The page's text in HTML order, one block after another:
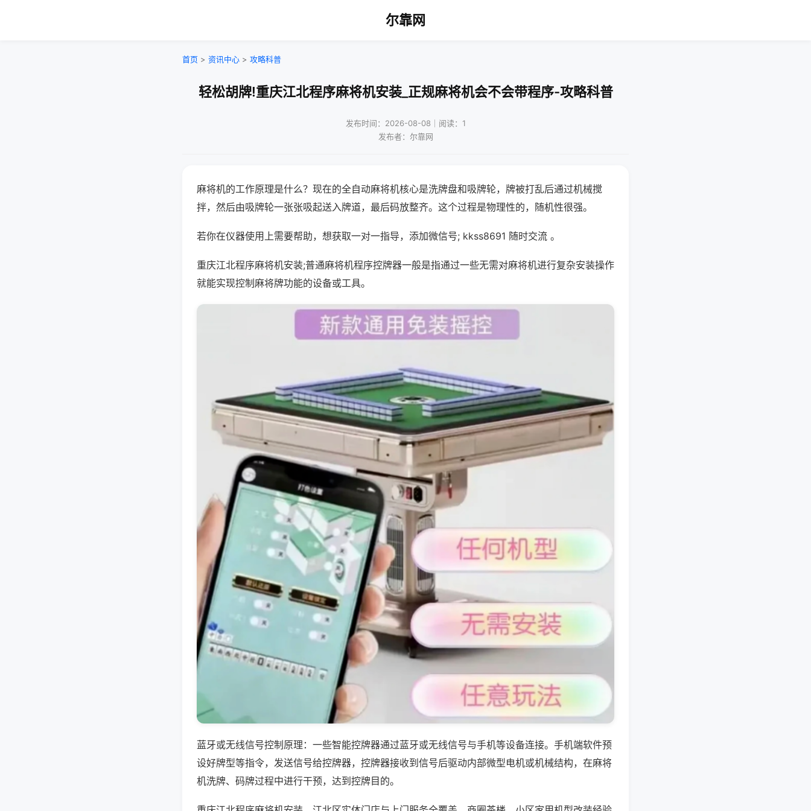
尔靠网
首页 > 资讯中心 > 攻略科普
轻松胡牌!重庆江北程序麻将机安装_正规麻将机会不会带程序-攻略科普
发布时间：2026-08-08｜阅读：1
发布者：尔靠网
麻将机的工作原理是什么？现在的全自动麻将机核心是洗牌盘和吸牌轮，牌被打乱后通过机械搅
拌，然后由吸牌轮一张张吸起送入牌道，最后码放整齐。这个过程是物理性的，随机性很强。
若你在仪器使用上需要帮助，想获取一对一指导，添加微信号; kkss8691 随时交流 。
重庆江北程序麻将机安装;普通麻将机程序控牌器一般是指通过一些无需对麻将机进行复杂安装操作
就能实现控制麻将牌功能的设备或工具。
蓝牙或无线信号控制原理：一些智能控牌器通过蓝牙或无线信号与手机等设备连接。手机端软件预
设好牌型等指令，发送信号给控牌器，控牌器接收到信号后驱动内部微型电机或机械结构，在麻将
机洗牌、码牌过程中进行干预，达到控牌目的。